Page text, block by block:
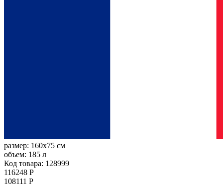
размер: 160x75 см
объем: 185 л
Код товара: 128999
116248 Р
108111 Р